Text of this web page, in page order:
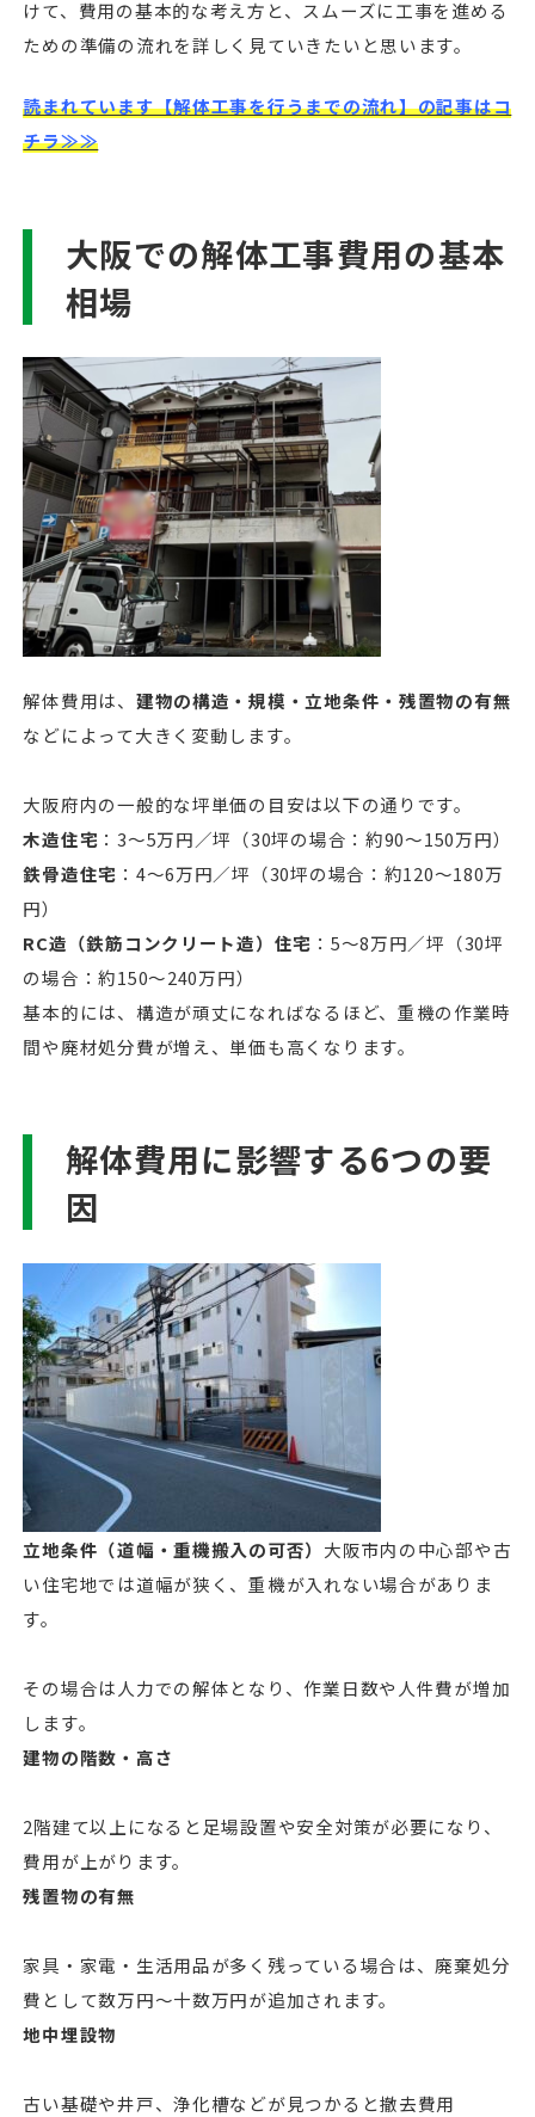
けて、費用の基本的な考え方と、スムーズに工事を進める
ための準備の流れを詳しく見ていきたいと思います。
読まれています【解体工事を行うまでの流れ】の記事はコ
チラ≫≫
大阪での解体工事費用の基本
相場
解体費用は、 建物の構造・規模・立地条件・残置物の有無
などによって大きく変動します。
大阪府内の一般的な坪単価の目安は以下の通りです。
木造住宅 ：3〜5万円／坪（30坪の場合：約90〜150万円）
鉄骨造住宅 ：4〜6万円／坪（30坪の場合：約120〜180万
円）
RC造（鉄筋コンクリート造）住宅 ：5〜8万円／坪（30坪
の場合：約150〜240万円）
基本的には、構造が頑丈になればなるほど、重機の作業時
間や廃材処分費が増え、単価も高くなります。
解体費用に影響する6つの要
因
立地条件（道幅・重機搬入の可否） 大阪市内の中心部や古
い住宅地では道幅が狭く、重機が入れない場合がありま
す。
その場合は人力での解体となり、作業日数や人件費が増加
します。
建物の階数・高さ
2階建て以上になると足場設置や安全対策が必要になり、
費用が上がります。
残置物の有無
家具・家電・生活用品が多く残っている場合は、廃棄処分
費として数万円〜十数万円が追加されます。
地中埋設物
古い基礎や井戸、浄化槽などが見つかると撤去費用